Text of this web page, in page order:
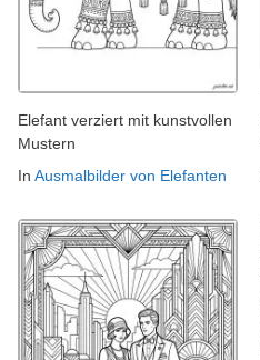
Elefant verziert mit kunstvollen
Mustern
In Ausmalbilder von Elefanten